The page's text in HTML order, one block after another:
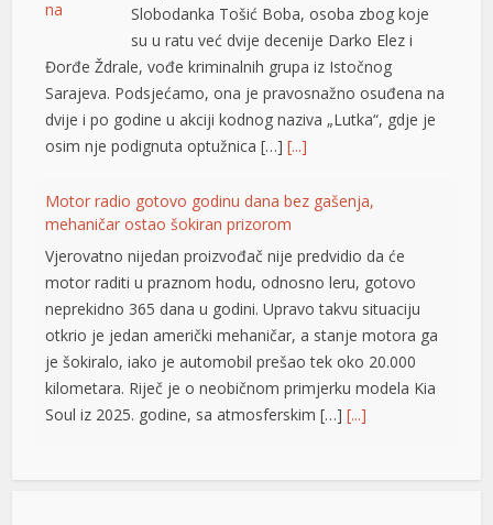
Slobodanka Tošić Boba, osoba zbog koje
su u ratu već dvije decenije Darko Elez i
Đorđe Ždrale, vođe kriminalnih grupa iz Istočnog
Sarajeva. Podsjećamo, ona je pravosnažno osuđena na
dvije i po godine u akciji kodnog naziva „Lutka“, gdje je
osim nje podignuta optužnica […][...]
Motor radio gotovo godinu dana bez gašenja,
mehaničar ostao šokiran prizorom
Vjerovatno nijedan proizvođač nije predvidio da će
motor raditi u praznom hodu, odnosno leru, gotovo
neprekidno 365 dana u godini. Upravo takvu situaciju
otkrio je jedan američki mehaničar, a stanje motora ga
je šokiralo, iako je automobil prešao tek oko 20.000
kilometara. Riječ je o neobičnom primjerku modela Kia
Soul iz 2025. godine, sa atmosferskim […][...]